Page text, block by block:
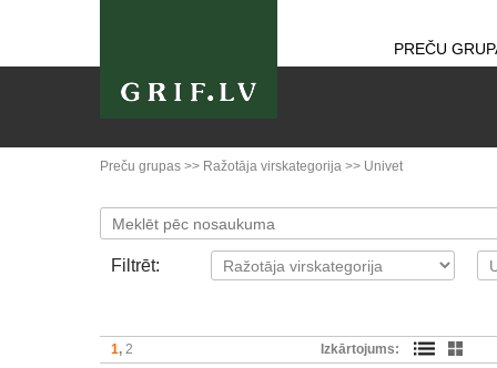
PREČU
Preču grupas >> Ražotāja virskategorija >> Univet
Filtrēt:
1 2 Izkārtojums: